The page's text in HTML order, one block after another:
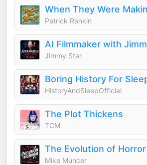
When They Were
Patrick Rankin
AI Filmmaker with
Jimmy Star
HistoryAndSleepOfficial
The Plot Thickens
TCM
The Evolution of Horror
Mike Muncer